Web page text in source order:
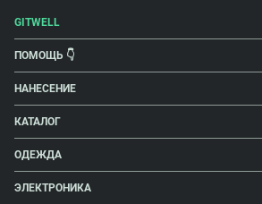
GITWELL
ПОМОЩЬ 👇
НАНЕСЕНИЕ
КАТАЛОГ
ОДЕЖДА
ЭЛЕКТРОНИКА